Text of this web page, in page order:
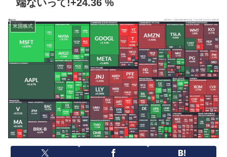
端ないって!+24.36 %
米国株式